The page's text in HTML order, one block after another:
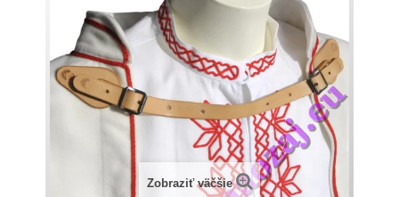
Zobraziť väčšie